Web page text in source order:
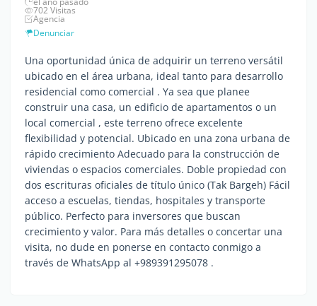
702 Visitas
Agencia
Denunciar
Una oportunidad única de adquirir un terreno versátil
ubicado en el área urbana, ideal tanto para desarrollo
residencial como comercial . Ya sea que planee
construir una casa, un edificio de apartamentos o un
local comercial , este terreno ofrece excelente
flexibilidad y potencial. Ubicado en una zona urbana de
rápido crecimiento Adecuado para la construcción de
viviendas o espacios comerciales. Doble propiedad con
dos escrituras oficiales de título único (Tak Bargeh) Fácil
acceso a escuelas, tiendas, hospitales y transporte
público. Perfecto para inversores que buscan
crecimiento y valor. Para más detalles o concertar una
visita, no dude en ponerse en contacto conmigo a
través de WhatsApp al +989391295078 .